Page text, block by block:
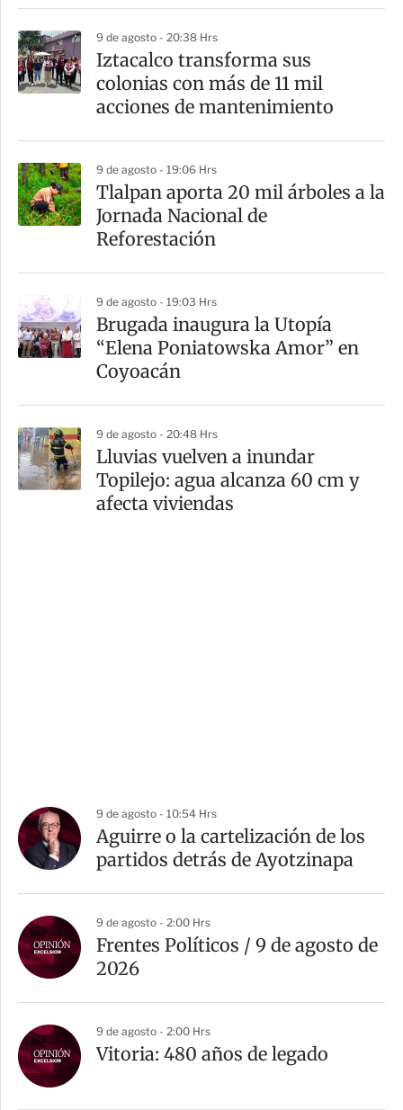
r
9 de agosto - 20:38 Hrs
Iztacalco transforma sus
colonias con más de 11 mil
acciones de mantenimiento
9 de agosto - 19:06 Hrs
Tlalpan aporta 20 mil árboles a la
Jornada Nacional de
Reforestación
9 de agosto - 19:03 Hrs
Brugada inaugura la Utopía
“Elena Poniatowska Amor” en
Coyoacán
9 de agosto - 20:48 Hrs
Lluvias vuelven a inundar
Topilejo: agua alcanza 60 cm y
afecta viviendas
9 de agosto - 10:54 Hrs
Aguirre o la cartelización de los
partidos detrás de Ayotzinapa
9 de agosto - 2:00 Hrs
Frentes Políticos / 9 de agosto de
2026
9 de agosto - 2:00 Hrs
Vitoria: 480 años de legado